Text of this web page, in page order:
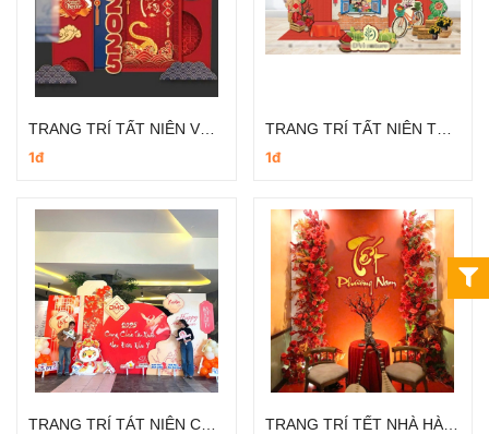
1đ
TRANG TRÍ TẤT NIÊN TRUYỀN THỐNG
1đ
TRANG TRÍ TẾT NHÀ HÀNG ĐƠN GIẢN